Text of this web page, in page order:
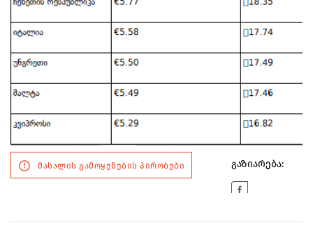
მასალის გამოყენების პირობები გაზიარება: